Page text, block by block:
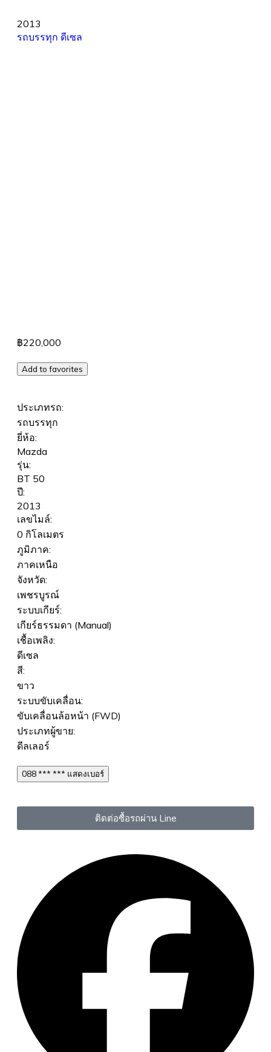
2013
รถบรรทุก ดีเซล
฿220,000
Add to favorites
ประเภทรถ:
รถบรรทุก
ยี่ห้อ:
Mazda
รุ่น:
BT 50
ปี:
2013
เลขไมล์:
0 กิโลเมตร
ภูมิภาค:
ภาคเหนือ
จังหวัด:
เพชรบูรณ์
ระบบเกียร์:
เกียร์ธรรมดา (Manual)
เชื้อเพลิง:
ดีเซล
สี:
ขาว
ระบบขับเคลื่อน:
ขับเคลื่อนล้อหน้า (FWD)
ประเภทผู้ขาย:
ดีลเลอร์
088 *** *** แสดงเบอร์
ติดต่อซื้อรถผ่าน Line